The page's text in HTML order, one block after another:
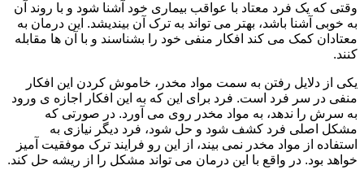
وقتی که یک فرد معتاد با عواقب بیماری خود آشنا شود و با روند آن
به خوبی آشنا باشد، بهتر می تواند به ترک آن بیندیشد. این درمان به
معتادان کمک می کند افکار منفی خود را بشناسند و با آن ها مقابله
کنند.
یکی از دلایل رفتن به سمت مواد مخدر، خاموش کردن این افکار
منفی در سر فرد است. فرد برای این که به این افکار اجازه ی ورود
به سرش را ندهد، به مواد مخدر روی می آورد. در صورتی که
مشکل اصلی فرد کشف شود و حل شود، فرد دیگر نیازی به
استفاده از مواد مخدر نمی بیند، از این رو فرایند ترک موفقیت آمیز
خواهد بود. در واقع با این درمان می تواند مشکل را از ریشه حل کند.